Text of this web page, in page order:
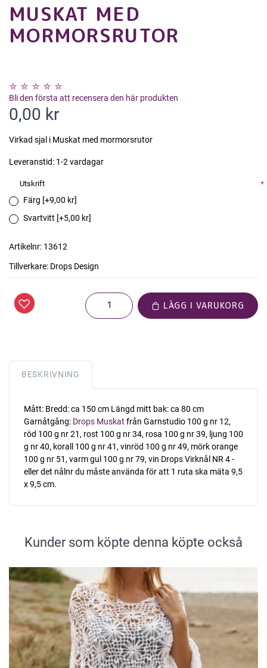
MUSKAT MED
MORMORSRUTOR
Bli den första att recensera den här produkten
0,00 kr
Virkad sjal i Muskat med mormorsrutor
Leveranstid: 1-2 vardagar
Utskrift
*
Färg [+9,00 kr]
Svartvitt [+5,00 kr]
Artikelnr: 13612
Tillverkare: Drops Design
LÄGG I VARUKORG
BESKRIVNING
Mått: Bredd: ca 150 cm Längd mitt bak: ca 80 cm
Garnåtgång: Drops Muskat från Garnstudio 100 g nr 12,
röd 100 g nr 21, rost 100 g nr 34, rosa 100 g nr 39, ljung 100
g nr 40, korall 100 g nr 41, vinröd 100 g nr 49, mörk orange
100 g nr 51, varm gul 100 g nr 79, vin Drops Virknål NR 4 -
eller det nålnr du måste använda för att 1 ruta ska mäta 9,5
x 9,5 cm.
Kunder som köpte denna köpte också